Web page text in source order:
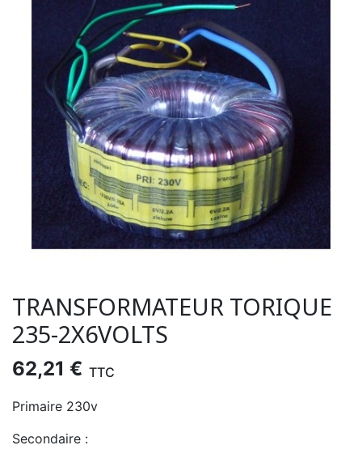
TRANSFORMATEUR TORIQUE
235-2X6VOLTS
62,21 € TTC
Primaire 230v
Secondaire :